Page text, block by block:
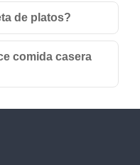
de platos?
comida casera